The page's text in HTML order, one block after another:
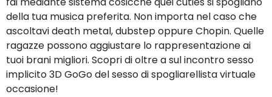
della tua musica preferita. Non importa nel caso che
ascoltavi death metal, dubstep oppure Chopin. Quelle
ragazze possono aggiustare lo rappresentazione ai
tuoi brani migliori. Scopri di oltre a sul incontro sesso
implicito 3D GoGo del sesso di spogliarellista virtuale
occasione!